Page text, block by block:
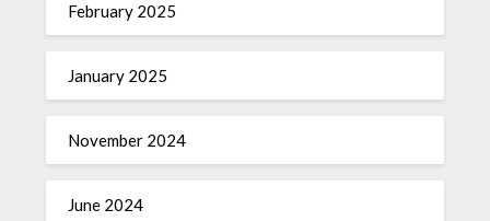
February 2025
January 2025
November 2024
June 2024